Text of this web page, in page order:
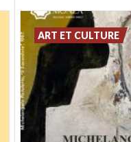
ART ET CULTURE